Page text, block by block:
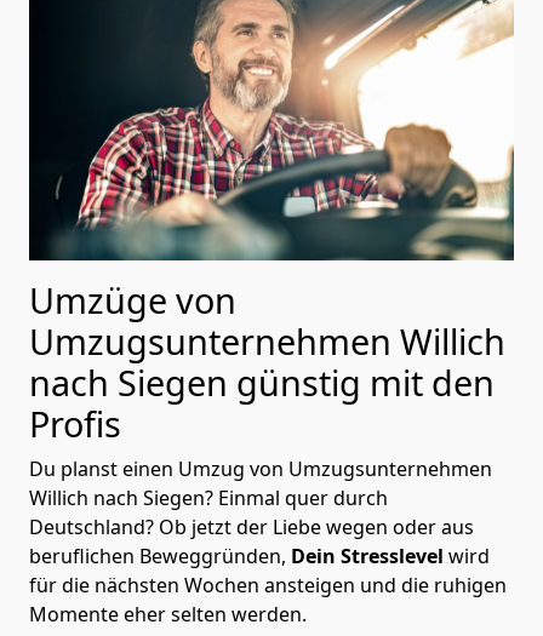
Umzüge von
Umzugsunternehmen Willich
nach Siegen günstig mit den
Profis
Du planst einen Umzug von Umzugsunternehmen
Willich nach Siegen? Einmal quer durch
Deutschland? Ob jetzt der Liebe wegen oder aus
beruflichen Beweggründen, Dein Stresslevel wird
für die nächsten Wochen ansteigen und die ruhigen
Momente eher selten werden.